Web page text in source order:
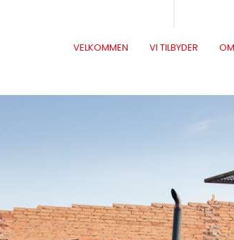
VELKOMMEN VI TILBYDER